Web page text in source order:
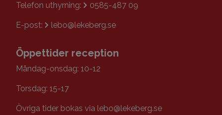
Telefon uthyrning: 0585-487 09
E-post: lebo@lekeberg.se
Öppettider reception
Måndag-onsdag: 10-12
Torsdag: 15-17
Övriga tider bokas via lebo@lekeberg.se